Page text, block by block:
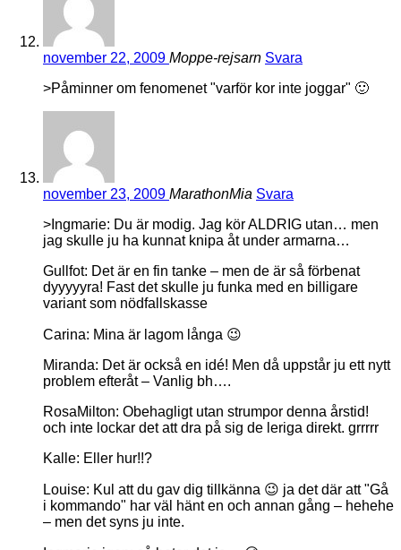
november 22, 2009 Moppe-rejsarn Svara
>Påminner om fenomenet "varför kor inte joggar" 🙂
november 23, 2009 MarathonMia Svara
>Ingmarie: Du är modig. Jag kör ALDRIG utan… men
jag skulle ju ha kunnat knipa åt under armarna…
Gullfot: Det är en fin tanke – men de är så förbenat
dyyyyyra! Fast det skulle ju funka med en billigare
variant som nödfallskasse
Carina: Mina är lagom långa 😉
Miranda: Det är också en idé! Men då uppstår ju ett nytt
problem efteråt – Vanlig bh….
RosaMilton: Obehagligt utan strumpor denna årstid!
och inte lockar det att dra på sig de leriga direkt. grrrrr
Kalle: Eller hur!!?
Louise: Kul att du gav dig tillkänna 😉 ja det där att "Gå
i kommando" har väl hänt en och annan gång – hehehe
– men det syns ju inte.